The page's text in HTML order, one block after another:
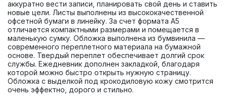
аккуратно вести записи, планировать свой день и ставить
новые цели. Листы выполнены из высококачественной
офсетной бумаги в линейку. За счет формата А5
отличается компактными размерами и помещается в
маленькую сумку. Обложка выполнена из бумвинила —
современного переплетного материала на бумажной
основе. Твердый переплет обеспечивает долгий срок
службы. Ежедневник дополнен закладкой, благодаря
которой можно быстро открыть нужную страницу.
Обложка с выделкой под крокодиловую кожу смотрится
очень эффектно, дорого и стильно.